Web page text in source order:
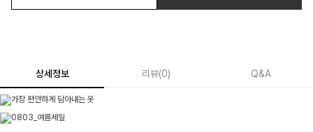
상세정보 리뷰(0) Q&A